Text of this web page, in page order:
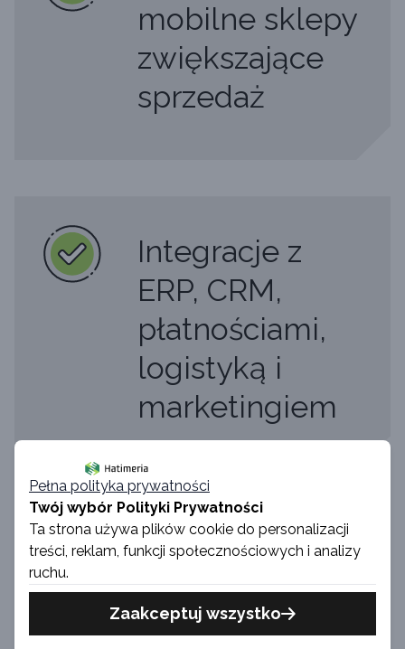
mobilne sklepy
zwiększające
sprzedaż
Integracje z
ERP, CRM,
płatnościami,
logistyką i
marketingiem
Elastyczne
rozwiązania
gotowe na
Pełna polityka prywatności
Twój wybór Polityki Prywatności
Ta strona używa plików cookie do personalizacji
treści, reklam, funkcji społecznościowych i analizy
ruchu.
Zaakceptuj wszystko